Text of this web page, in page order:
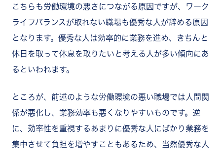
こちらも労働環境の悪さにつながる原因ですが、ワーク
ライフバランスが取れない職場も優秀な人が辞める原因
となります。優秀な人は効率的に業務を進め、きちんと
休日を取って休息を取りたいと考える人が多い傾向にあ
るといわれます。
ところが、前述のような労働環境の悪い職場では人間関
係が悪化し、業務効率も悪くなりやすいものです。逆
に、効率性を重視するあまりに優秀な人にばかり業務を
集中させて負担を増やすこともあるため、当然優秀な人